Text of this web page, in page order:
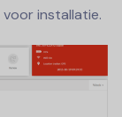
voor installatie.